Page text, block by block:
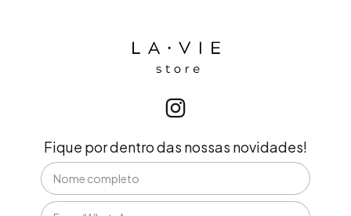
Fique por dentro das nossas novidades!